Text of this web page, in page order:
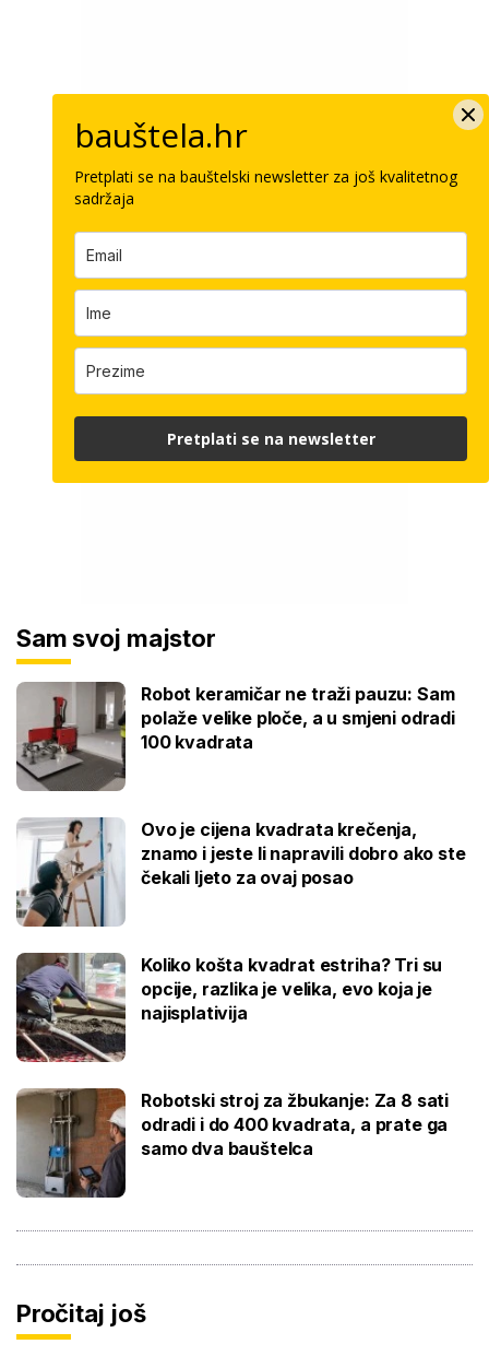
Sam svoj majstor
Robot keramičar ne traži pauzu: Sam
polaže velike ploče, a u smjeni odradi
100 kvadrata
Ovo je cijena kvadrata krečenja,
znamo i jeste li napravili dobro ako ste
čekali ljeto za ovaj posao
Koliko košta kvadrat estriha? Tri su
opcije, razlika je velika, evo koja je
najisplativija
Robotski stroj za žbukanje: Za 8 sati
odradi i do 400 kvadrata, a prate ga
samo dva bauštelca
Pročitaj još
bauštela.hr
Pretplati se na bauštelski newsletter za još kvalitetnog
sadržaja
Pretplati se na newsletter